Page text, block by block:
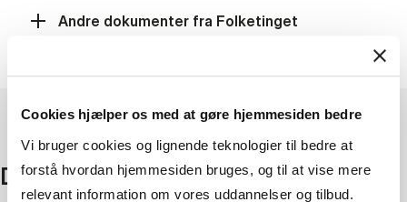
Cookies hjælper os med at gøre hjemmesiden bedre
Vi bruger cookies og lignende teknologier til bedre at
forstå hvordan hjemmesiden bruges, og til at vise mere
relevant information om vores uddannelser og tilbud.
Andre dokumenter fra Folketinget
Danske retskilder